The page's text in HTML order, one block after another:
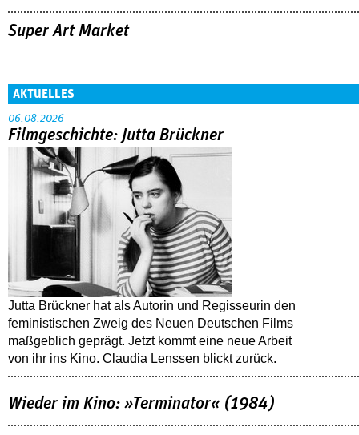
Super Art Market
AKTUELLES
06.08.2026
Filmgeschichte: Jutta Brückner
Jutta Brückner hat als Autorin und Regisseurin den
feministischen Zweig des Neuen Deutschen Films
maßgeblich geprägt. Jetzt kommt eine neue Arbeit
von ihr ins Kino. Claudia Lenssen blickt zurück.
Wieder im Kino: »Terminator« (1984)